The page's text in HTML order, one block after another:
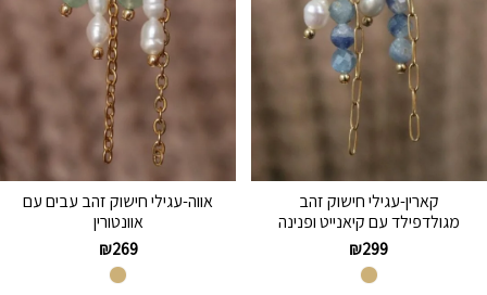
קארין-עגילי חישוק זהב
מגולדפילד עם קיאנייט ופנינה
₪299
אווה-עגילי חישוק זהב עבים עם
אוונטורין
₪269